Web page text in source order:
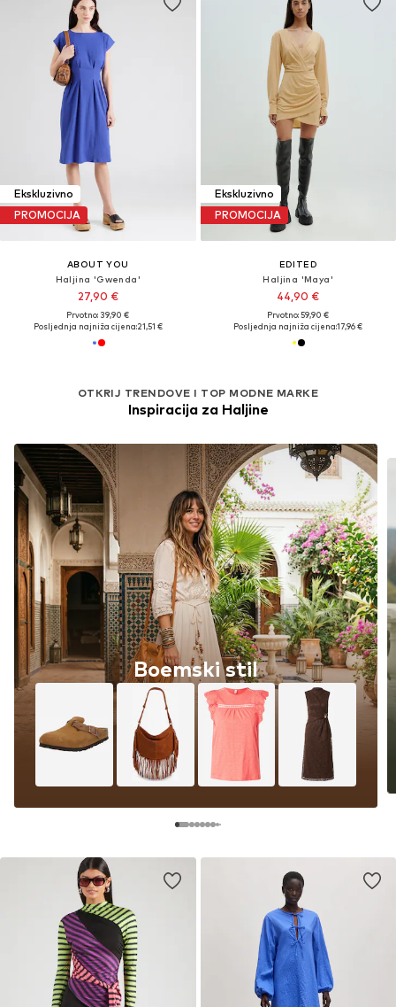
Ekskluzivno
PROMOCIJA
ABOUT YOU
Haljina 'Gwenda'
27,90 €
Prvotno: 39,90 €
Posljednja najniža cijena:21,51 €
Ekskluzivno
PROMOCIJA
EDITED
Haljina 'Maya'
44,90 €
Prvotno: 59,90 €
Posljednja najniža cijena:17,96 €
OTKRIJ TRENDOVE I TOP MODNE MARKE
Inspiracija za Haljine
Boemski stil